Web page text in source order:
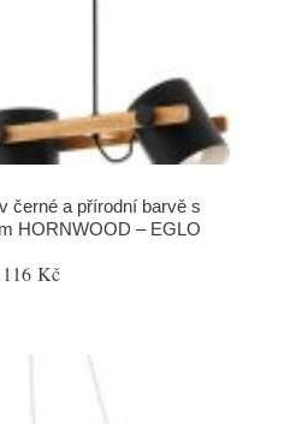
černé a přírodní barvě s
HORNWOOD – EGLO
Kč